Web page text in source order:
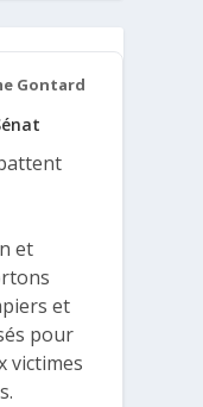
Gontard
et
et
pour
victimes